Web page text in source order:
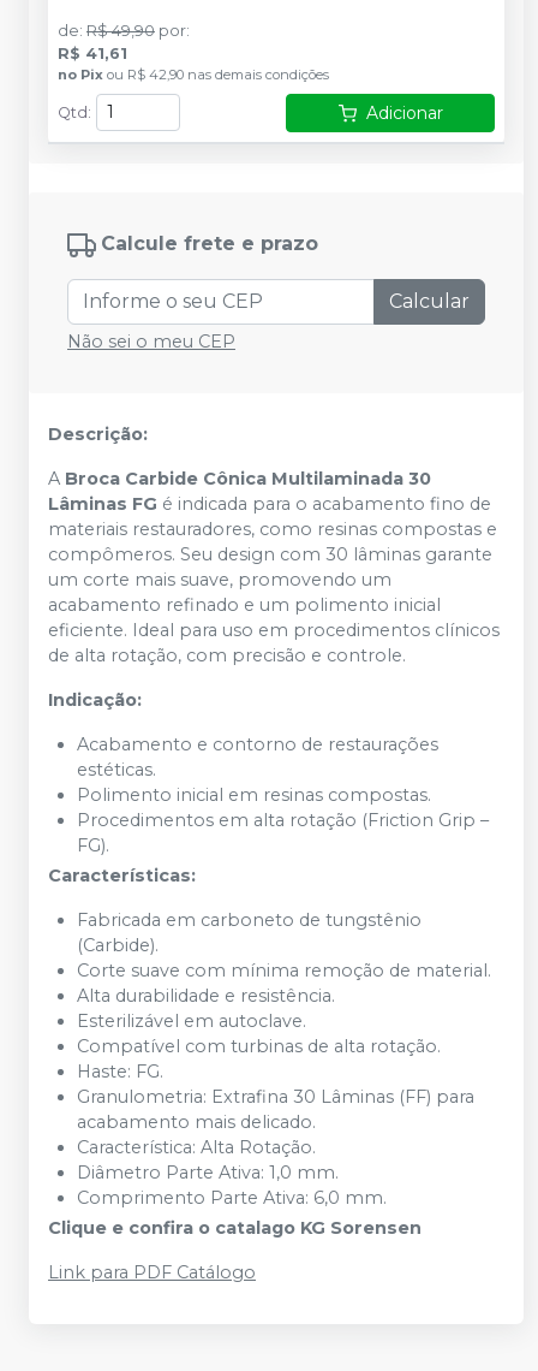
de: R$ 49,90 por:
R$ 41,61
no Pix ou R$ 42,90 nas demais condições
Qtd : Adicionar
Calcule frete e prazo
Calcular
Não sei o meu CEP
Descrição:
A Broca Carbide Cônica Multilaminada 30
Lâminas FG é indicada para o acabamento fino de
materiais restauradores, como resinas compostas e
compômeros. Seu design com 30 lâminas garante
um corte mais suave, promovendo um
acabamento refinado e um polimento inicial
eficiente. Ideal para uso em procedimentos clínicos
de alta rotação, com precisão e controle.
Indicação:
Acabamento e contorno de restaurações
estéticas.
Polimento inicial em resinas compostas.
Procedimentos em alta rotação (Friction Grip –
FG).
Características:
Fabricada em carboneto de tungstênio
(Carbide).
Corte suave com mínima remoção de material.
Alta durabilidade e resistência.
Esterilizável em autoclave.
Compatível com turbinas de alta rotação.
Haste: FG.
Granulometria: Extrafina 30 Lâminas (FF) para
acabamento mais delicado.
Característica: Alta Rotação.
Diâmetro Parte Ativa: 1,0 mm.
Comprimento Parte Ativa: 6,0 mm.
Clique e confira o catalago KG Sorensen
Link para PDF Catálogo